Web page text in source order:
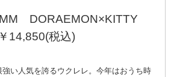
DORAEMON×KITTY
￥14,850(税込)
い人気を誇るウクレレ。今年はおうち時